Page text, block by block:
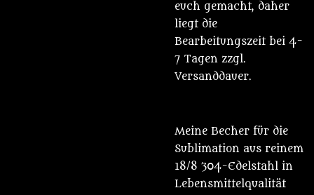
euch gemacht, daher
liegt die
Bearbeitungszeit bei 4-
7 Tagen zzgl.
Versanddauer.
Meine Becher für die
Sublimation aus reinem
18/8 304-Edelstahl in
Lebensmittelqualität